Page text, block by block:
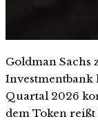
Goldman Sachs
Investmentbank
Quartal 2026
dem Token